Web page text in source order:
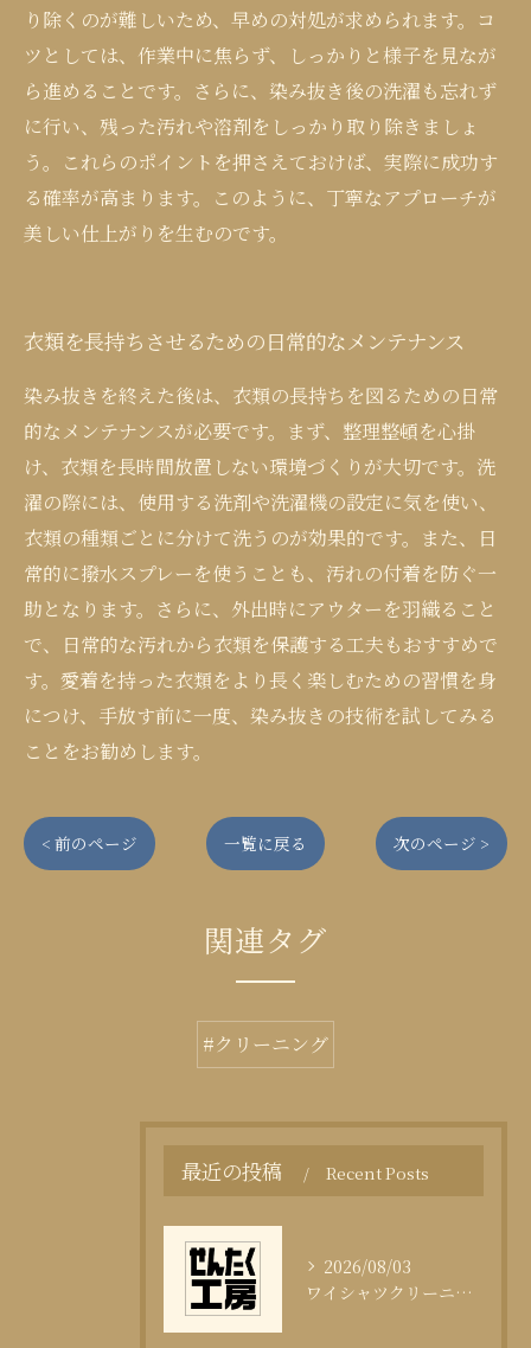
り除くのが難しいため、早めの対処が求められます。コ
ツとしては、作業中に焦らず、しっかりと様子を見なが
ら進めることです。さらに、染み抜き後の洗濯も忘れず
に行い、残った汚れや溶剤をしっかり取り除きましょ
う。これらのポイントを押さえておけば、実際に成功す
る確率が高まります。このように、丁寧なアプローチが
美しい仕上がりを生むのです。
衣類を長持ちさせるための日常的なメンテナンス
染み抜きを終えた後は、衣類の長持ちを図るための日常
的なメンテナンスが必要です。まず、整理整頓を心掛
け、衣類を長時間放置しない環境づくりが大切です。洗
濯の際には、使用する洗剤や洗濯機の設定に気を使い、
衣類の種類ごとに分けて洗うのが効果的です。また、日
常的に撥水スプレーを使うことも、汚れの付着を防ぐ一
助となります。さらに、外出時にアウターを羽織ること
で、日常的な汚れから衣類を保護する工夫もおすすめで
す。愛着を持った衣類をより長く楽しむための習慣を身
につけ、手放す前に一度、染み抜きの技術を試してみる
ことをお勧めします。
< 前のページ 一覧に戻る 次のページ >
関連タグ
#クリーニング
最近の投稿 Recent Posts
2026/08/03
ワイシャツクリーニング頻度と清潔感の科学